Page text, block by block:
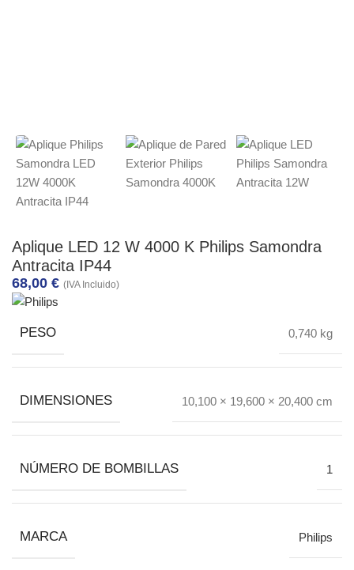
Aplique LED 12 W 4000 K Philips Samondra
Antracita IP44
68,00 € (IVA Incluido)
PESO 0,740 kg
DIMENSIONES 10,100 × 19,600 × 20,400 cm
NÚMERO DE BOMBILLAS 1
MARCA Philips